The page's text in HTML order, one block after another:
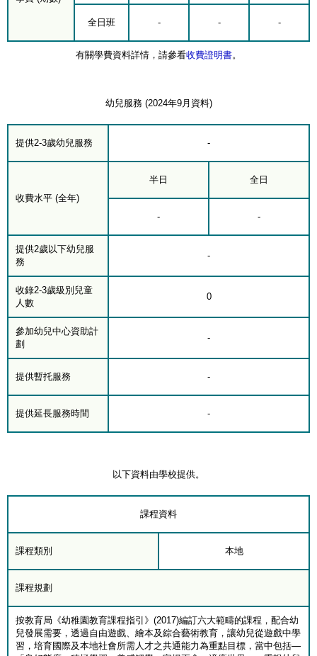
全日班 - - -
有關學費資料詳情，請參看收費證明書。
幼兒服務 (2024年9月資料)
提供2-3歲幼兒服務 -
收費水平 (全年)
半日 全日
- -
提供2歲以下幼兒服
務
-
收錄2-3歲級別兒童
人數
0
參加幼兒中心資助計
劃
-
提供暫托服務 -
提供延長服務時間 -
以下資料由學校提供。
課程資料
課程類別 本地
課程規劃
按教育局《幼稚園教育課程指引》(2017)編訂六大範疇的課程，配合幼
兒發展需要，透過自由遊戲、繪本及綜合藝術教育，讓幼兒從遊戲中學
習，培育國際及本地社會所需人才之共通能力為重點目標，當中包括—